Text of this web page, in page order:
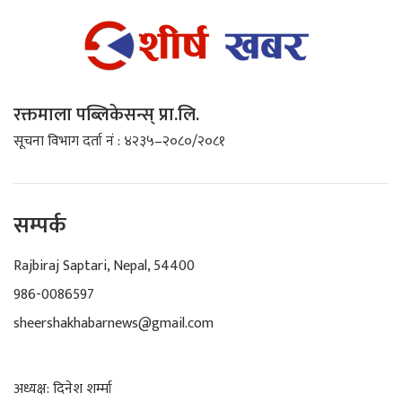
रक्तमाला पब्लिकेसन्स् प्रा.लि.
सूचना विभाग दर्ता नं : ४२३५–२०८०/२०८१
सम्पर्क
Rajbiraj Saptari, Nepal, 54400
986-0086597
sheershakhabarnews@gmail.com
अध्यक्ष: दिनेश शर्म्मा